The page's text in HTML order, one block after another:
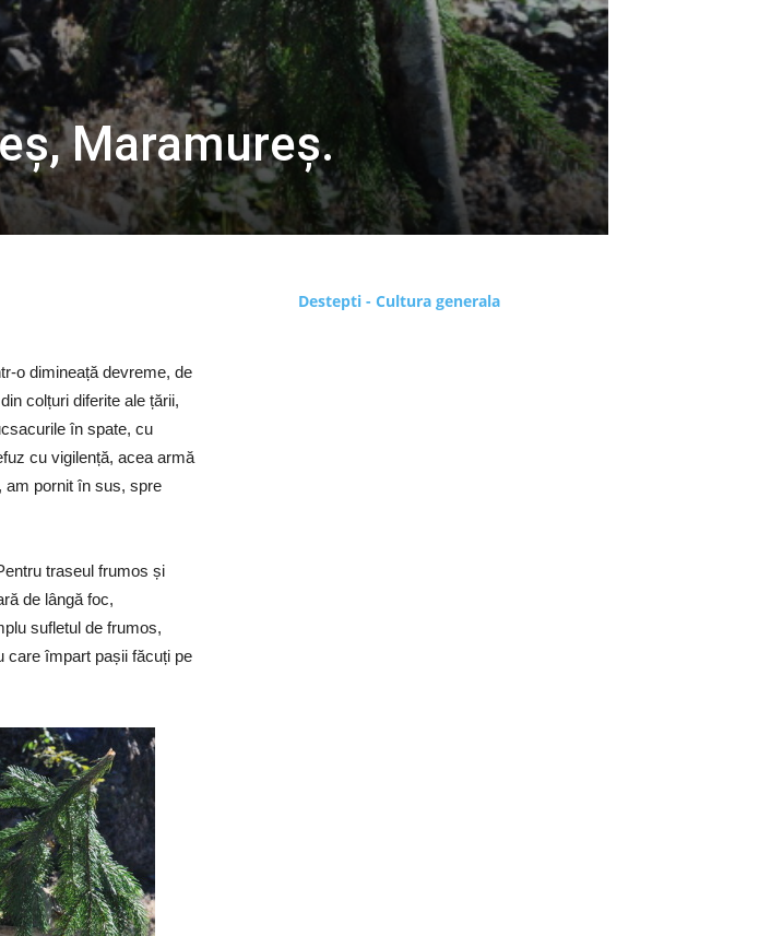
Maramureș.
o dimineață devreme, de
colțuri diferite ale țării,
în spate, cu
cu vigilență, acea armă
am pornit în sus, spre
traseul frumos și
de lângă foc,
sufletul de frumos,
care împart pașii făcuți pe
Destepti - Cultura generala